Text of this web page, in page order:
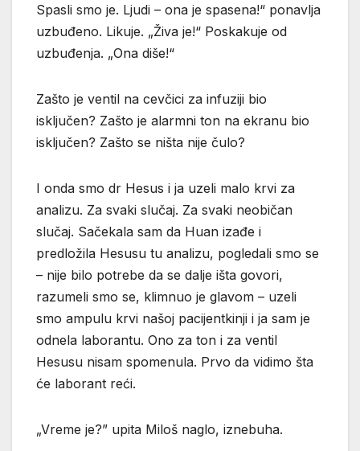
Spasli smo je. Ljudi – ona je spasena!“ ponavlja
uzbuđeno. Likuje. „Živa je!“ Poskakuje od
uzbuđenja. „Ona diše!“
Zašto je ventil na cevčici za infuziji bio
isključen? Zašto je alarmni ton na ekranu bio
isključen? Zašto se ništa nije čulo?
I onda smo dr Hesus i ja uzeli malo krvi za
analizu. Za svaki slučaj. Za svaki neobičan
slučaj. Sačekala sam da Huan izađe i
predložila Hesusu tu analizu, pogledali smo se
– nije bilo potrebe da se dalje išta govori,
razumeli smo se, klimnuo je glavom – uzeli
smo ampulu krvi našoj pacijentkinji i ja sam je
odnela laborantu. Ono za ton i za ventil
Hesusu nisam spomenula. Prvo da vidimo šta
će laborant reći.
„Vreme je?” upita Miloš naglo, iznebuha.